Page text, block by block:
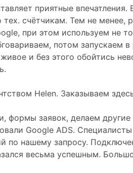
приятные
счётчикам. Тем не
при этом используем не
потом
и без этого обойтись
Helen. Заказываем
формы заявок, делаем
Google ADS.
по нашему запросу.
весьма успешным.